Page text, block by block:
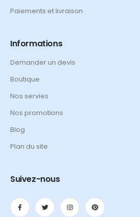
Paiements et livraison
Informations
Demander un devis
Boutique
Nos servies
Nos promotions
Blog
Plan du site
Suivez-nous